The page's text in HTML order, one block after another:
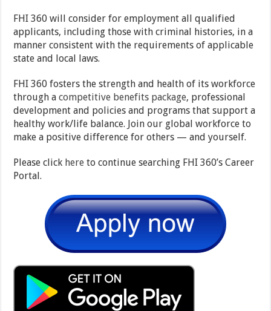
FHI 360 will consider for employment all qualified
applicants, including those with criminal histories, in a
manner consistent with the requirements of applicable
state and local laws.
FHI 360 fosters the strength and health of its workforce
through acompetitive benefits package, professional
development and policies and programs that support a
healthy work/life balance. Join our global workforce to
make a positive difference for others — and yourself.
Please click here to continue searching FHI 360’s Career
Portal.